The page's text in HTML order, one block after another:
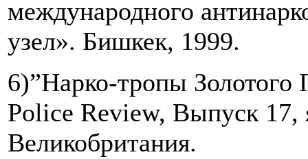
международного
узел». Бишкек, 1999.
6)”Нарко-тропы
Police Review, Выпуск 17,
Великобритания.